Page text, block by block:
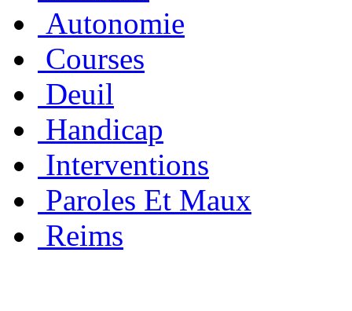
Autonomie
Courses
Deuil
Handicap
Interventions
Paroles Et Maux
Reims